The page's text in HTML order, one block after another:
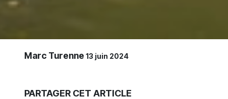
Marc Turenne 13 juin 2024
PARTAGER CET ARTICLE